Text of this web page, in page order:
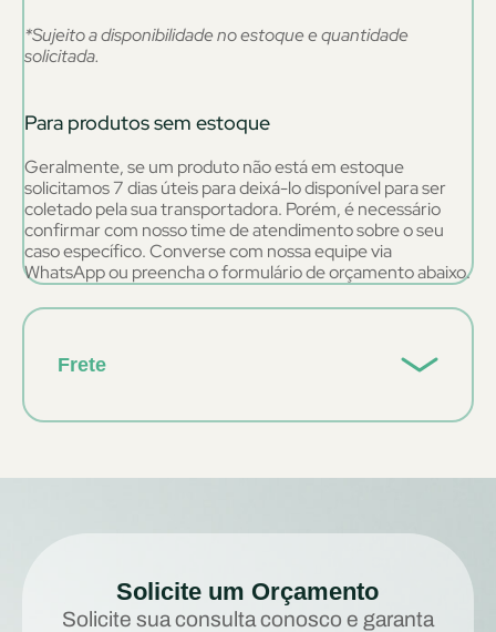
*Sujeito a disponibilidade no estoque e quantidade
solicitada.
Para produtos sem estoque
Geralmente, se um produto não está em estoque
solicitamos 7 dias úteis para deixá-lo disponível para ser
coletado pela sua transportadora. Porém, é necessário
confirmar com nosso time de atendimento sobre o seu
caso específico. Converse com nossa equipe via
WhatsApp ou preencha o formulário de orçamento abaixo.
Frete
Solicite um Orçamento
Solicite sua consulta conosco e garanta